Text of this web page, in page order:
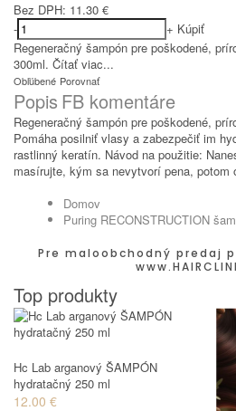
Bez DPH: 11.30 €
-
+ Kúpiť
Regeneračný šampón pre poškodené,
300ml. Čítať viac...
Obľúbené Porovnať
Popis FB komentáre
Regeneračný šampón pre poškodené,
Pomáha posilniť vlasy a zabezpečiť im
rastlinný keratín. Návod na použitie:
masírujte, kým sa nevytvorí pena, potom
Domov
Puring RECONSTRUCTION
Pre maloobchodný predaj
Top produkty
Hc Lab arganový ŠAMPÓN
hydratačný 250 ml
12.00 €